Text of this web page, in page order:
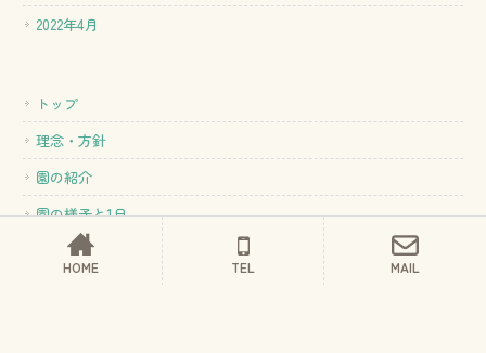
2022年4月
トップ
理念・方針
園の紹介
園の様子と1日
入園案内
HOME TEL MAIL